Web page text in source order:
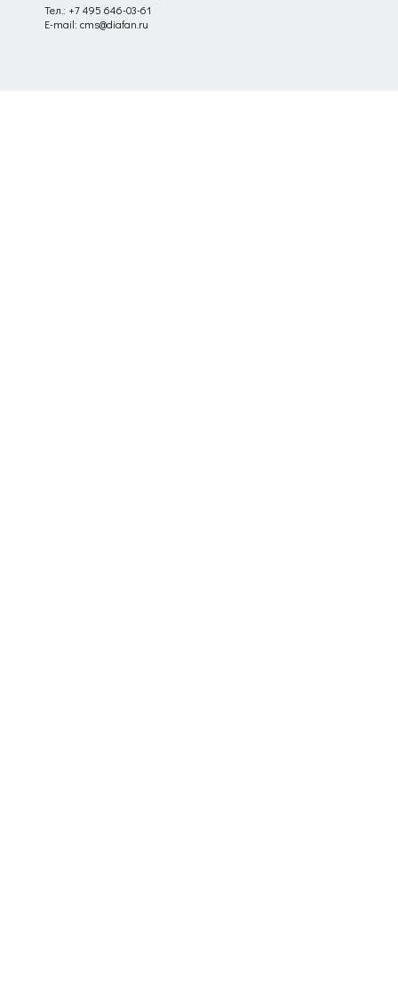
Тел.: +7 495 646-03-61
E-mail: cms@diafan.ru